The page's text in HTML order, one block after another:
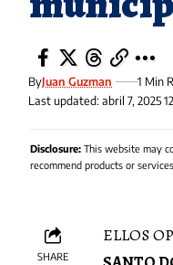
Last updated: abril 7, 2025
ByJuan Guzman 1 Min
Disclosure: This website may
recommend products or
SHARE
ELLOS